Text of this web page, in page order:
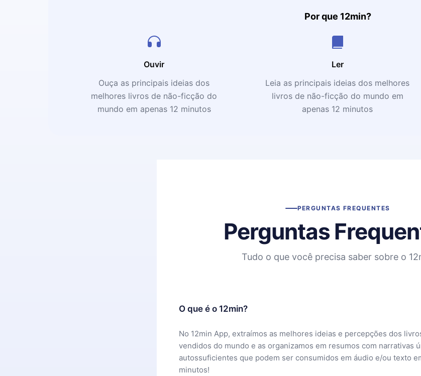
Por que 12min?
Ouvir
Ouça as principais ideias dos
melhores livros de não-ficção do
mundo em apenas 12 minutos
Ler
Leia as principais ideias dos melhores
livros de não-ficção do mundo em
apenas 12 minutos
PERGUNTAS FREQUENTES
Perguntas
Tudo o que você precisa saber sobre o
O que é o 12min?
No 12min App, extraímos as melhores ideias e percepções dos
vendidos do mundo e as organizamos em resumos com narrativas
autossuficientes que podem ser consumidos em áudio e/ou texto
minutos!